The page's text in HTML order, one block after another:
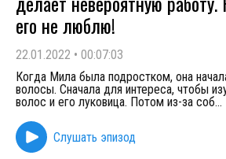
его не люблю!
22.01.2022 • 00:07:03
Когда Мила была подростком, она
волосы. Сначала для интереса, чтобы
волос и его луковица. Потом из-за соб...
Слушать эпизод